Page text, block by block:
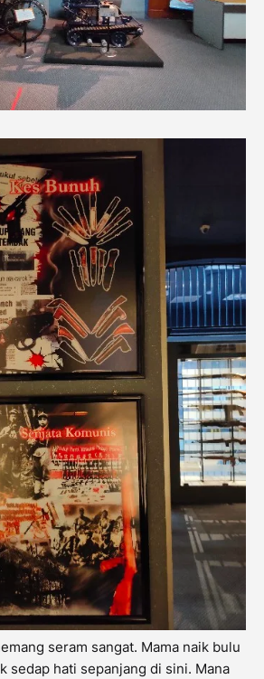
seram sangat. Mama naik bulu
sedap hati sepanjang di sini. Mana